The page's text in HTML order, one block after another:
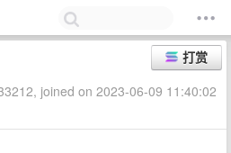
打赏
joined on 2023-06-09 11:40:02